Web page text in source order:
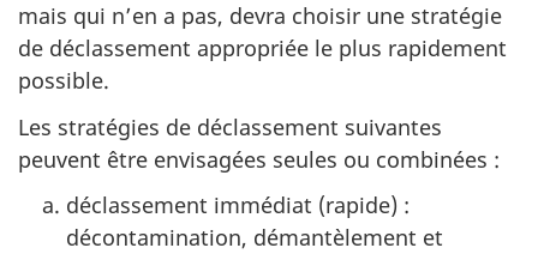
mais qui n’en a pas, devra choisir une stratégie
de déclassement appropriée le plus rapidement
possible.
Les stratégies de déclassement suivantes
peuvent être envisagées seules ou combinées :
déclassement immédiat (rapide) :
décontamination, démantèlement et